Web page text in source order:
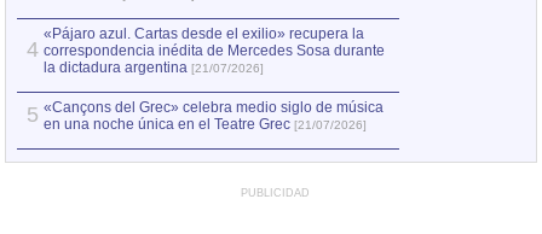
4
«Pájaro azul. Cartas desde el exilio» recupera la
correspondencia inédita de Mercedes Sosa durante
la dictadura argentina [21/07/2026]
5 «Cançons del Grec» celebra medio siglo de música
en una noche única en el Teatre Grec [21/07/2026]
PUBLICIDAD